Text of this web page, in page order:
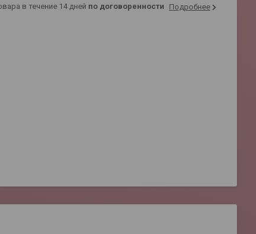
в течение 14 дней по договоренности Подробнее